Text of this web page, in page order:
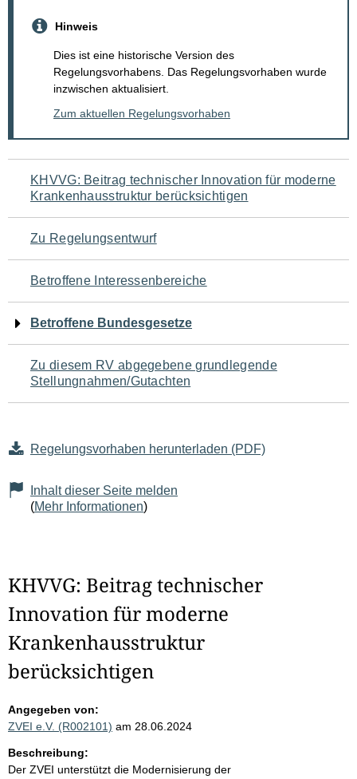
Hinweis
Dies ist eine historische Version des
Regelungsvorhabens. Das Regelungsvorhaben wurde
inzwischen aktualisiert.
Zum aktuellen Regelungsvorhaben
Navigation
für
den
Seiteninhalt
KHVVG: Beitrag technischer Innovation für moderne
Krankenhausstruktur berücksichtigen
Zu Regelungsentwurf
Betroffene Interessenbereiche
Betroffene Bundesgesetze
Zu diesem RV abgegebene grundlegende
Stellungnahmen/Gutachten
Regelungsvorhaben herunterladen (PDF)
Inhalt dieser Seite melden
(Mehr Informationen)
KHVVG: Beitrag technischer
Innovation für moderne
Krankenhausstruktur
berücksichtigen
Angegeben von:
ZVEI e.V. (R002101) am 28.06.2024
Beschreibung:
Der ZVEI unterstützt die Modernisierung der